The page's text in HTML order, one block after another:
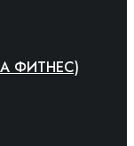
ФИТНЕС)